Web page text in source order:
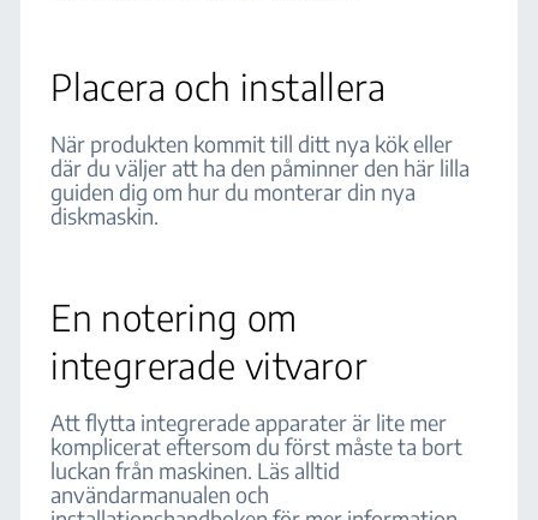
Placera och installera
När produkten kommit till ditt nya kök eller
där du väljer att ha den påminner den här lilla
guiden dig om hur du monterar din nya
diskmaskin.
En notering om
integrerade vitvaror
Att flytta integrerade apparater är lite mer
komplicerat eftersom du först måste ta bort
luckan från maskinen. Läs alltid
användarmanualen och